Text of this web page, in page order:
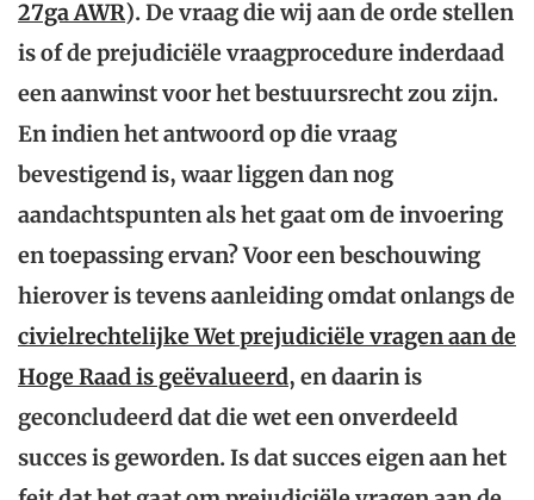
27ga AWR). De vraag die wij aan de orde stellen
is of de prejudiciële vraagprocedure inderdaad
een aanwinst voor het bestuursrecht zou zijn.
En indien het antwoord op die vraag
bevestigend is, waar liggen dan nog
aandachtspunten als het gaat om de invoering
en toepassing ervan? Voor een beschouwing
hierover is tevens aanleiding omdat onlangsde
civielrechtelijke Wet prejudiciële vragen aan de
Hoge Raad is geëvalueerd, en daarin is
geconcludeerd dat die wet een onverdeeld
succes is geworden. Is dat succes eigen aan het